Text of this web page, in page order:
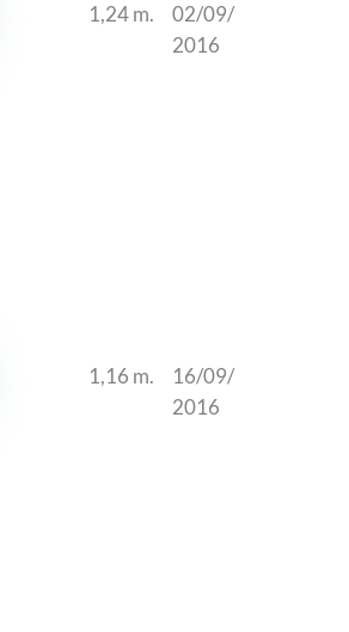
1,24 m.
02/09/
2016
1,16 m.
16/09/
2016